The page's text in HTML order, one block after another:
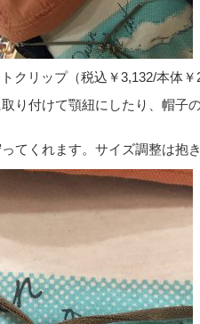
クリップ（税込￥3,132/本体￥
り付けて顎紐にしたり、帽子
てくれます。サイズ調整は抱